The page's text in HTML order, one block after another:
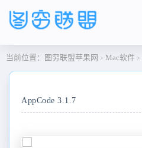
当前位置： 图穷联盟苹果网 > Mac软件 >
AppCode 3.1.7